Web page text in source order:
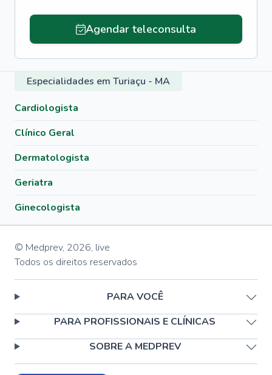
Agendar teleconsulta
Especialidades em Turiaçu - MA
Cardiologista
Clínico Geral
Dermatologista
Geriatra
Ginecologista
© Medprev, 2026, live
Todos os direitos reservados
PARA VOCÊ
PARA PROFISSIONAIS E CLÍNICAS
SOBRE A MEDPREV